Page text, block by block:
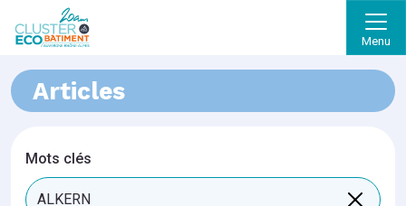
Menu
Articles
Mots clés